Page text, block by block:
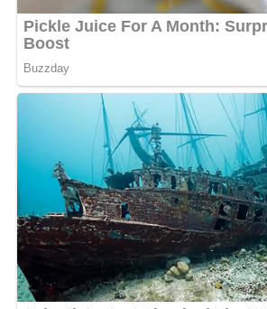
Wasser angießen und aufkochen. Die
schwacher Hitze etwa 30 Min. quellen
und abkühlen lassen. Inzwischen die
die Enden abschneiden, die Zucchini
hobeln, dann in 1 cm breite Streifen
Zucchinistreifen in kochendem
und eiskalt abschrecken. Den
und trockenschleudern. Den Essig mit
Pfeffer, der Sojasauce und dem
einer Vinaigrette verrühren.
Feldsalat mischen und mit etwas
Die restliche Vinaigrette unter die
Zucchinistreifen und Feldsalat mit
anrichten.